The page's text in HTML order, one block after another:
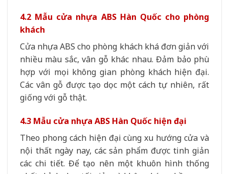
4.2 Mẫu cửa nhựa ABS Hàn Quốc cho phòng
khách
Cửa nhựa ABS cho phòng khách khá đơn giản với
nhiều màu sắc, vân gỗ khác nhau. Đảm bảo phù
hợp với mọi không gian phòng khách hiện đại.
Các vân gỗ được tạo dọc một cách tự nhiên, rất
giống với gỗ thật.
4.3 Mẫu cửa nhựa ABS Hàn Quốc hiện đại
Theo phong cách hiện đại cùng xu hướng cửa và
nội thất ngày nay, các sản phẩm được tinh giản
các chi tiết. Để tạo nên một khuôn hình thống